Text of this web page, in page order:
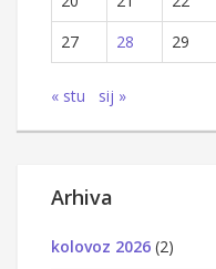
27
28 29
« stu sij »
Arhiva
kolovoz 2026 (2)